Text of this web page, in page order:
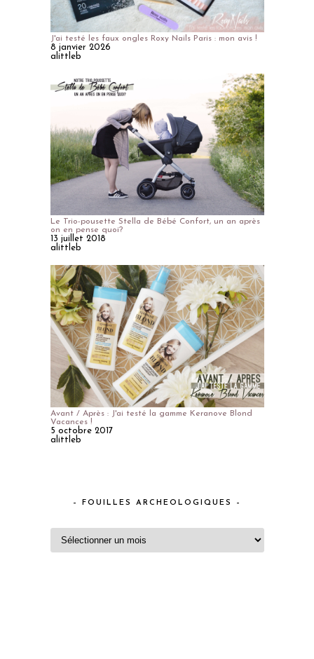
J'ai testé les faux ongles Roxy Nails Paris : mon avis !
8 janvier 2026
alittleb
Le Trio-pousette Stella de Bébé Confort, un an après
on en pense quoi?
13 juillet 2018
alittleb
Avant / Après : J'ai testé la gamme Keranove Blond
Vacances !
5 octobre 2017
alittleb
– FOUILLES ARCHEOLOGIQUES –